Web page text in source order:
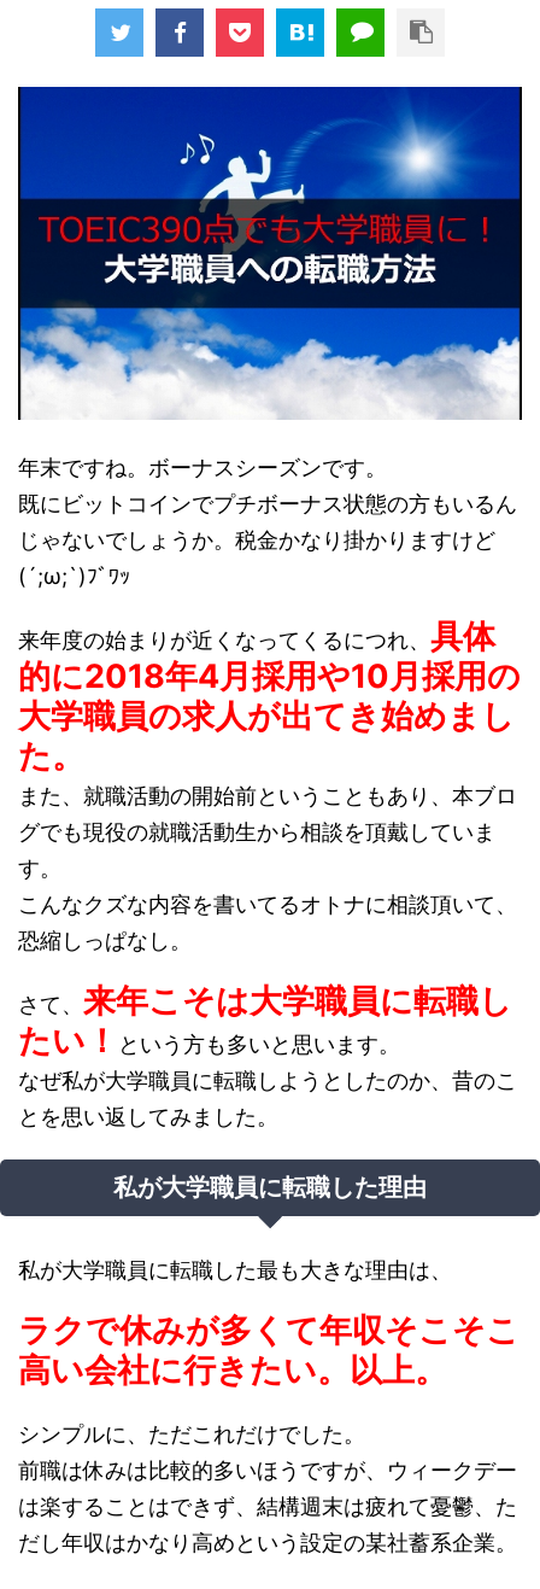
年末ですね。ボーナスシーズンです。
既にビットコインでプチボーナス状態の方もいるん
じゃないでしょうか。税金かなり掛かりますけど
(´;ω;`)ﾌﾞﾜｯ
来年度の始まりが近くなってくるにつれ、 具体
的に2018年4月採用や10月採用の
大学職員の求人が出てき始めまし
た。
また、就職活動の開始前ということもあり、本ブロ
グでも現役の就職活動生から相談を頂戴していま
す。
こんなクズな内容を書いてるオトナに相談頂いて、
恐縮しっぱなし。
さて、 来年こそは大学職員に転職し
たい！
という方も多いと思います。
なぜ私が大学職員に転職しようとしたのか、昔のこ
とを思い返してみました。
私が大学職員に転職した理由
私が大学職員に転職した最も大きな理由は、
ラクで休みが多くて年収そこそこ
高い会社に行きたい。以上。
シンプルに、ただこれだけでした。
前職は休みは比較的多いほうですが、ウィークデー
は楽することはできず、結構週末は疲れて憂鬱、た
だし年収はかなり高めという設定の某社蓄系企業。